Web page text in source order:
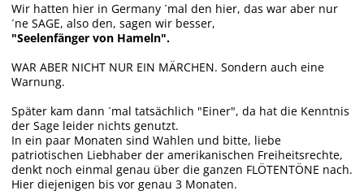
Wir hatten hier in Germany ´mal den hier, das war aber nur
´ne SAGE, also den, sagen wir besser,
"Seelenfänger von Hameln".
WAR ABER NICHT NUR EIN MÄRCHEN. Sondern auch eine
Warnung.
Später kam dann ´mal tatsächlich "Einer", da hat die Kenntnis
der Sage leider nichts genutzt.
In ein paar Monaten sind Wahlen und bitte, liebe
patriotischen Liebhaber der amerikanischen Freiheitsrechte,
denkt noch einmal genau über die ganzen FLÖTENTÖNE nach.
Hier diejenigen bis vor genau 3 Monaten.